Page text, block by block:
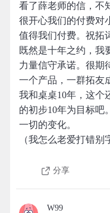
看了薛老师的信，不
很开心我们的付费对
值得我们付费。祝拓
既然是十年之约，我
力量信守承诺。很期
一个产品，一群拓友
我和桌桌10年，这个
的初步10年为目标吧
一切的变化。
（我怎么老爱打错别
分享
W99